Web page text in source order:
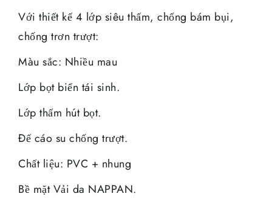
Với thiết kế 4 lớp siêu thấm, chống bám bụi,
chống trơn trượt:
Màu sắc: Nhiều mau
Lớp bọt biển tái sinh.
Lớp thấm hút bọt.
Đế cáo su chống trượt.
Chất liệu: PVC + nhung
Bề mặt Vải da NAPPAN.